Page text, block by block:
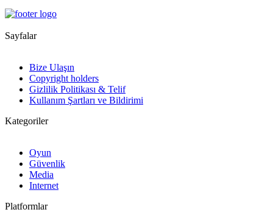
Sayfalar
Bize Ulaşın
Copyright holders
Gizlilik Politikası & Telif
Kullanım Şartları ve Bildirimi
Kategoriler
Oyun
Güvenlik
Media
Internet
Platformlar